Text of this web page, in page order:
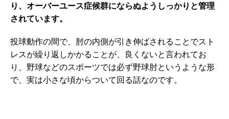
り、オーバーユース症候群にならぬようしっかりと管理
されています。
投球動作の間で、肘の内側が引き伸ばされることでスト
レスが繰り返しかかることが、良くないと言われてお
り、野球などのスポーツでは必ず野球肘というような形
で、実は小さな頃からついて回る話なのです。